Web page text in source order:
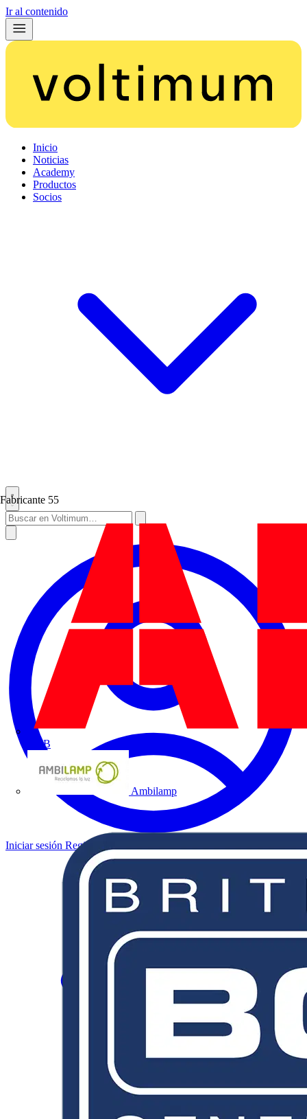
Ir al contenido
Inicio
Noticias
Academy
Productos
Socios
Fabricante 55
ABB
Ambilamp
Iniciar sesión Registrarse